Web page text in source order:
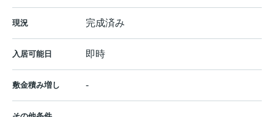
現況 完成済み
入居可能日 即時
敷金積み増し -